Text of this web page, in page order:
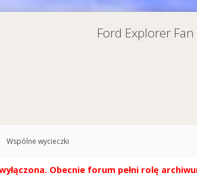
Ford Explorer
Wspólne wycieczki
Obecnie forum pełni rolę